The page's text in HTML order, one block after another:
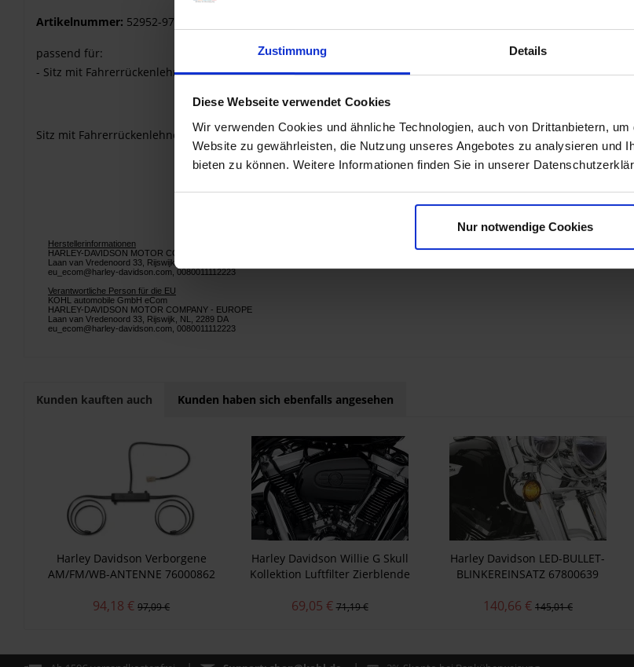
Zustimmung Details
Diese Webseite verwendet Cookies
Wir verwenden Cookies und ähnliche Technologien, auch von Drittanbietern,
Website zu gewährleisten, die Nutzung unseres Angebotes zu analysieren und
bieten zu können. Weitere Informationen finden Sie in unserer
Nur notwendige Cookies
Artikelnummer: 52952-97
passend für:
- Sitz mit Fahrerrückenlehne. Für die meisten Touring Sitze mit Fahrerrückenlehne und/ oder
Sitz mit Fahrerrückenlehne. Für H-D Touring und Trike Sitze. Für Fahrerrückenlehne aus dem Zubehör.
Herstellerinformationen
HARLEY-DAVIDSON MOTOR COMPANY - EUROPE
Laan van Vredenoord 33, Rijswijk, NL, 2289 DA
eu_ecom@harley-davidson.com, 0080011112223
Verantwortliche Person für die EU
KOHL automobile GmbH eCom
HARLEY-DAVIDSON MOTOR COMPANY - EUROPE
Laan van Vredenoord 33, Rijswijk, NL, 2289 DA
eu_ecom@harley-davidson.com, 0080011112223
Kunden kauften auch Kunden haben sich ebenfalls angesehen
Harley Davidson Verborgene
AM/FM/WB-ANTENNE 76000862
94,18 € 97,09 €
Harley Davidson Willie G Skull
Kollektion Luftfilter Zierblende
69,05 € 71,19 €
Harley Davidson LED-BULLET-
BLINKEREINSATZ 67800639
140,66 € 145,01 €